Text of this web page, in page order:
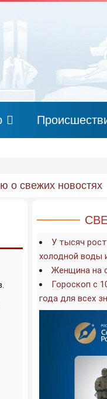
о свежих новостях
У тысяч
холодной воды
Женщина на
Гороскоп с
года для всех